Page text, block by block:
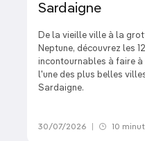
Sardaigne
De la vieille ville à la
Neptune, découvrez les
incontournables à faire à
l'une des plus belles
Sardaigne.
30/07/2026 10